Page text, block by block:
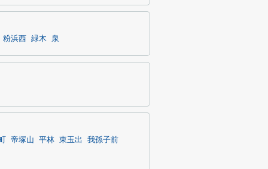
粉浜西 緑木 泉
帝塚山 平林 東玉出
我孫子前